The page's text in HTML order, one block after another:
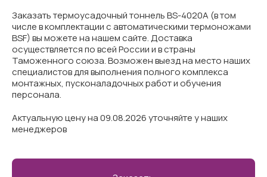
Заказать термоусадочный тоннель BS-4020A (в том
числе в комплектации с автоматическими термоножами
BSF) вы можете на нашем сайте. Доставка
осуществляется по всей России и в страны
Таможенного союза. Возможен выезд на место наших
специалистов для выполнения полного комплекса
монтажных, пусконаладочных работ и обучения
персонала.
Актуальную цену на 09.08.2026 уточняйте у наших
менеджеров